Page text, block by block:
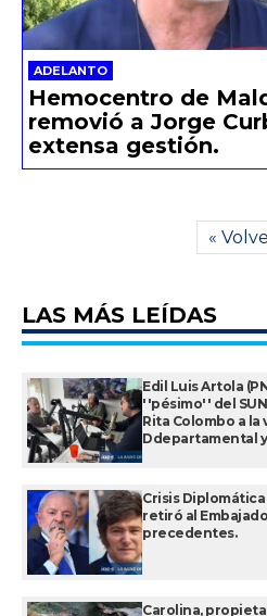
ADELANTO
Hemocentro de
removió a Jorge
extensa gestión.
«
LAS MÁS LEÍDAS
Edil Luis Artola
''pésimo'' del
Rita Colombo a
Ddepartamental
Crisis
retiró al
precedentes.
Carolina,